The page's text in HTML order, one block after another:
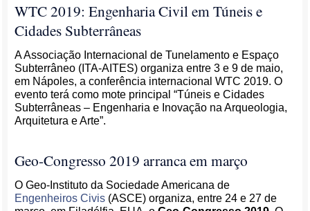
WTC 2019: Engenharia Civil em Túneis e
Cidades Subterrâneas
A Associação Internacional de Tunelamento e Espaço
Subterrâneo (ITA-AITES) organiza entre 3 e 9 de maio,
em Nápoles, a conferência internacional WTC 2019. O
evento terá como mote principal “Túneis e Cidades
Subterrâneas – Engenharia e Inovação na Arqueologia,
Arquitetura e Arte”.
Geo-Congresso 2019 arranca em março
O Geo-Instituto da Sociedade Americana de
Engenheiros Civis (ASCE) organiza, entre 24 e 27 de